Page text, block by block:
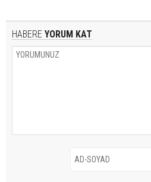
HABERE YORUM KAT